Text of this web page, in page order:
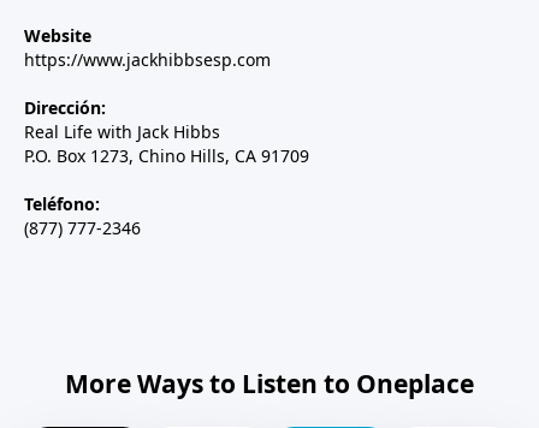
Website
https://www.jackhibbsesp.com
Dirección:
Real Life with Jack Hibbs
P.O. Box 1273, Chino Hills, CA 91709
Teléfono:
(877) 777-2346
More Ways to Listen to Oneplace